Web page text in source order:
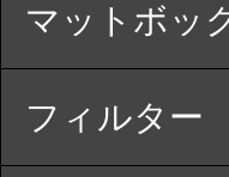
マットボッ
フィルター